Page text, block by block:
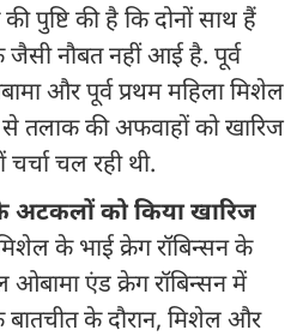
पुष्टि की है कि दोनों साथ हैं
नौबत नहीं आई है. पूर्व
और पूर्व प्रथम महिला मिशेल
तलाक की अफवाहों को खारिज
चल रही थी.
अटकलों को किया खारिज
के भाई क्रेग रॉबिन्सन के
एंड क्रेग रॉबिन्सन में
बातचीत के दौरान, मिशेल और